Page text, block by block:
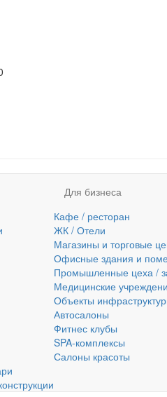
Для бизнеса
Кафе / ресторан
ЖК / Отели
Магазины и торговые
Офисные здания и
Промышленные цеха /
Медицинские
Объекты
Автосалоны
Фитнес клубы
SPA-комплексы
Салоны красоты